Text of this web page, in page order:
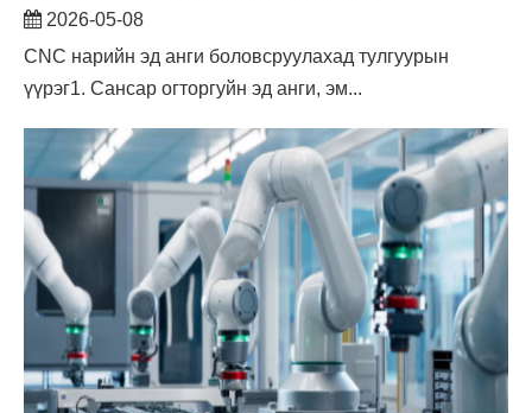
2026-05-08
CNC нарийн эд анги боловсруулахад тулгуурын
үүрэг1. Сансар огторгуйн эд анги, эм...